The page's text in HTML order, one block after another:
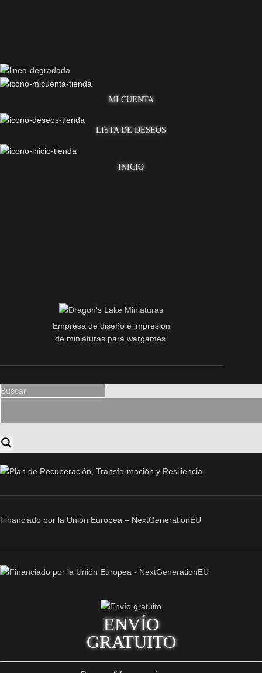
MI CUENTA
LISTA DE DESEOS
INICIO
Empresa de diseño e impresión
de miniaturas para wargames.
Financiado por la Unión Europea – NextGenerationEU
ENVÍO
GRATUITO